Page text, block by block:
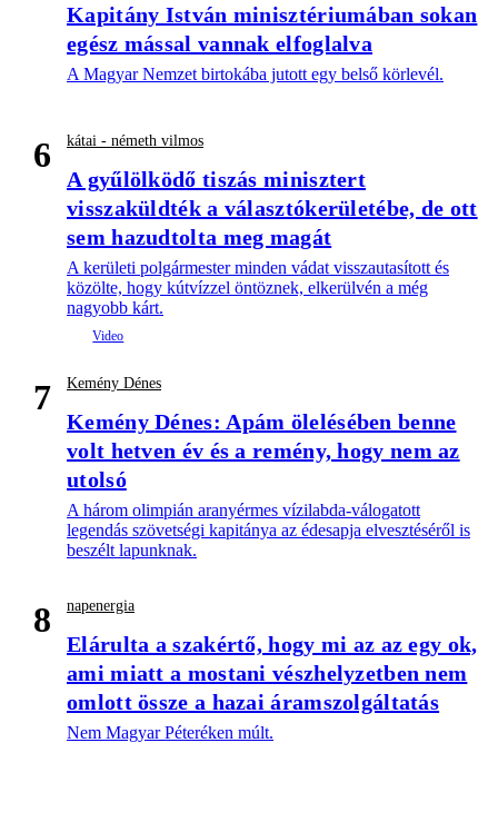
Kapitány István minisztériumában sokan
egész mással vannak elfoglalva
A Magyar Nemzet birtokába jutott egy belső körlevél.
6 kátai - németh vilmos
A gyűlölködő tiszás minisztert
visszaküldték a választókerületébe, de ott
sem hazudtolta meg magát
A kerületi polgármester minden vádat visszautasított és
közölte, hogy kútvízzel öntöznek, elkerülvén a még
nagyobb kárt.
7 Kemény Dénes
Kemény Dénes: Apám ölelésében benne
volt hetven év és a remény, hogy nem az
utolsó
A három olimpián aranyérmes vízilabda-válogatott
legendás szövetségi kapitánya az édesapja elvesztéséről is
beszélt lapunknak.
8 napenergia
Elárulta a szakértő, hogy mi az az egy ok,
ami miatt a mostani vészhelyzetben nem
omlott össze a hazai áramszolgáltatás
Nem Magyar Péteréken múlt.